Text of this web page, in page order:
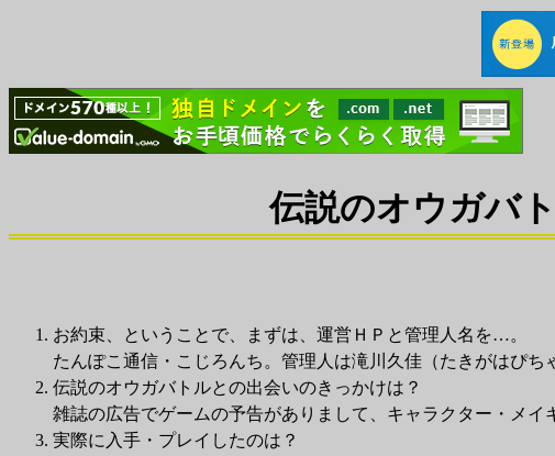
伝説のオウガバ
お約束、ということで、まずは、運営ＨＰと管理人名を…。
たんぽこ通信・こじろんち。管理人は滝川久佳（たきがはぴち
伝説のオウガバトルとの出会いのきっかけは？
雑誌の広告でゲームの予告がありまして、キャラクター・メ
実際に入手・プレイしたのは？